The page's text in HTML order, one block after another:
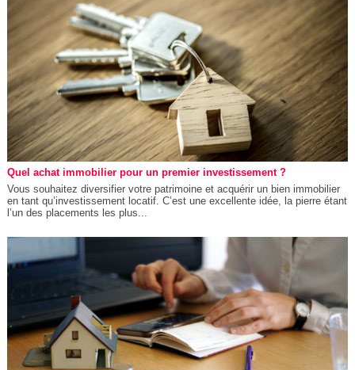
Quel achat immobilier pour un premier investissement ?
Vous souhaitez diversifier votre patrimoine et acquérir un bien immobilier
en tant qu’investissement locatif. C’est une excellente idée, la pierre étant
l’un des placements les plus...